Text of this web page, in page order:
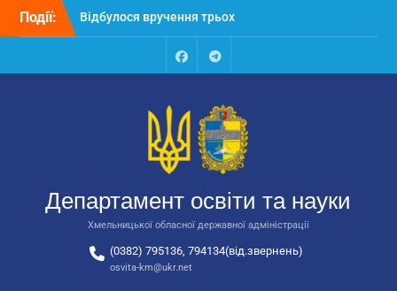
Перейти
Події:
Відбулося вручення трьох
автобусів для потреб
Відбулося засідання
освіти та науки обласної
державної адміністрації
Відбулась обласна
національно-патріотичне
виховання
FacebookTalegram
Департамент освіти та науки
Хмельницької обласної державної адміністрації
(0382) 795136, 794134(від.звернень)
osvita-km@ukr.net